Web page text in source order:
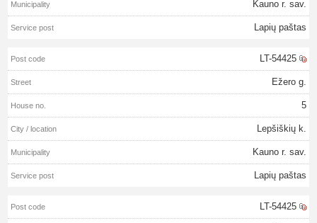
Kauno r. sav.
Lapių paštas
LT-54425
Ežero g.
5
Lepšiškių k.
Kauno r. sav.
Lapių paštas
LT-54425